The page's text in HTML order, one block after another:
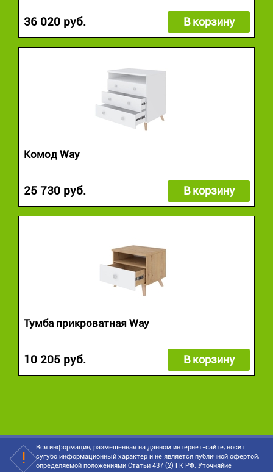
36 020 руб. В корзину
Комод Way
25 730 руб. В корзину
Тумба прикроватная Way
10 205 руб. В корзину
Вся информация, размещенная на данном интернет-сайте, носит
сугубо информационный характер и не является публичной офертой,
определяемой положениями Статьи 437 (2) ГК РФ. Уточняйие